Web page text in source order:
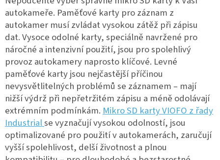
autokameře. Paměťové karty pro záznam z
autokamer musí zvládat vysokou zátěž při zápisu
dat.Vysoce odolné karty, speciálně navržené pro
náročné a intenzivní použití, jsou pro spolehlivý
provoz autokamery naprosto klíčové. Levné
paměťové karty jsou nejčastější příčinou
nevysvětlitelných problémů se záznamem – mají
nižší výdrž při nepřetržitém zápisu a méně odolávají
extrémním podmínkám. Mikro SD karty VIOFO z řady
Industrialse vyznačují vysokou odolností, jsou
optimalizované pro použití v autokamerách, zaručují
vyšší spolehlivost, delší životnost a plnou